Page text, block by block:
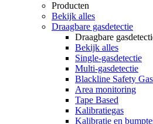
Producten
Bekijk alles
Draagbare gasdetectie
Draagbare
Bekijk alles
Single-gasdetectie
Multi-gasdetectie
Blackline Safety
Area monitoring
Tape Based
Kalibratiegas
Kalibratie en